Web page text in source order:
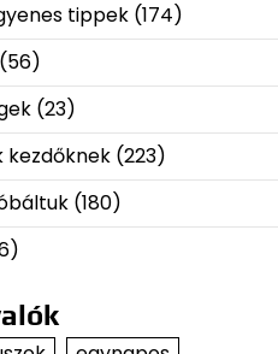
tippek(174)
(23)
kezdőknek(223)
(180)